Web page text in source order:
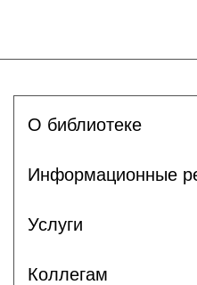
О библиотеке
Информационные
Услуги
Коллегам